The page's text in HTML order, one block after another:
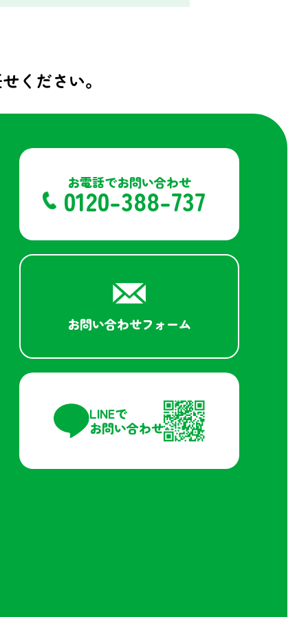
ください。
お電話でお問い合わせ
0120-388-737
お問い合わせフォーム
LINEで
お問い合わせ